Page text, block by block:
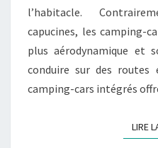
l’habitacle.
capucines, les camping-
plus aérodynamique et
conduire sur des routes
camping-cars intégrés
LIRE